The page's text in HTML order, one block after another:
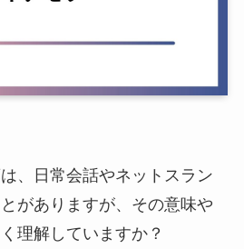
、日常会話やネットスラン
がありますが、その意味や
理解していますか？